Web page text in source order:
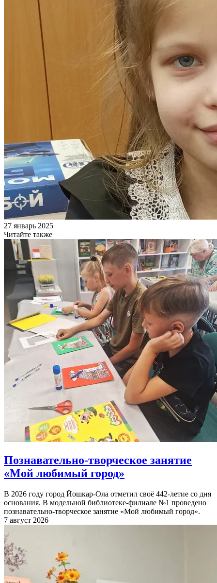
27 январь 2025
Читайте также
Познавательно-творческое занятие
«Мой любимый город»
В 2026 году город Йошкар-Ола отметил своё 442-летие со дня
основания. В модельной библиотеке-филиале №1 проведено
познавательно-творческое занятие «Мой любимый город».
7 август 2026